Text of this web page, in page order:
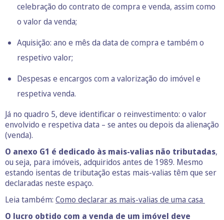
celebração do contrato de compra e venda, assim como
o valor da venda;
Aquisição: ano e mês da data de compra e também o
respetivo valor;
Despesas e encargos com a valorização do imóvel e
respetiva venda.
Já no quadro 5, deve identificar o reinvestimento: o valor
envolvido e respetiva data – se antes ou depois da alienação
(venda).
O anexo G1 é dedicado às mais-valias não tributadas,
ou seja, para imóveis, adquiridos antes de 1989. Mesmo
estando isentas de tributação estas mais-valias têm que ser
declaradas neste espaço.
Leia também: Como declarar as mais-valias de uma casa
O lucro obtido com a venda de um imóvel deve